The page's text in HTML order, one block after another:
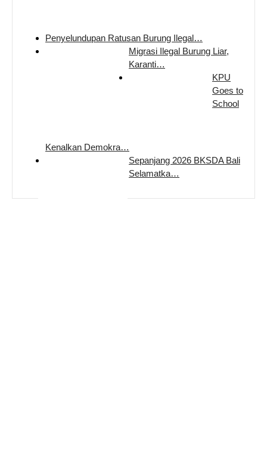
Penyelundupan Ratusan Burung Ilegal…
Migrasi Ilegal Burung Liar,
Karanti…
KPU
Goes to
School
Kenalkan Demokra…
Sepanjang 2026 BKSDA Bali
Selamatka…